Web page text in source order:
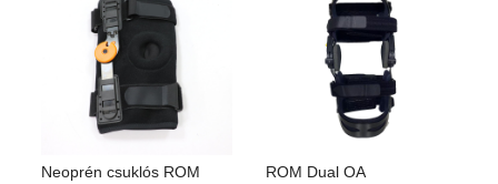
Neoprén csuklós ROM
ROM Dual OA